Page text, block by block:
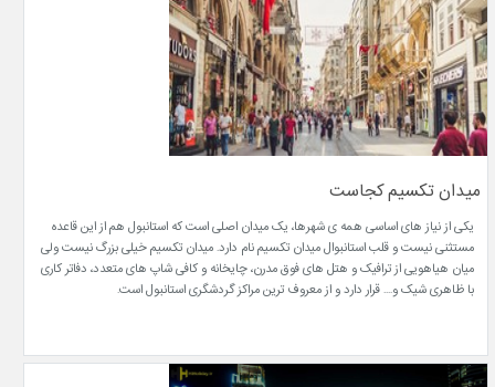
میدان تکسیم کجاست
یکی از نیاز های اساسی همه ی شهرها، یک میدان اصلی است که استانبول هم از این قاعده
مستثنی نیست و قلب استانبوال میدان تکسیم نام دارد. میدان تکسیم خیلی بزرگ نیست ولی
میان هیاهویی از ترافیک و هتل های فوق مدرن، چایخانه و کافی شاپ های متعدد، دفاتر کاری
با ظاهری شیک و.... قرار دارد و از معروف ترین مراکز گردشگری استانبول است.